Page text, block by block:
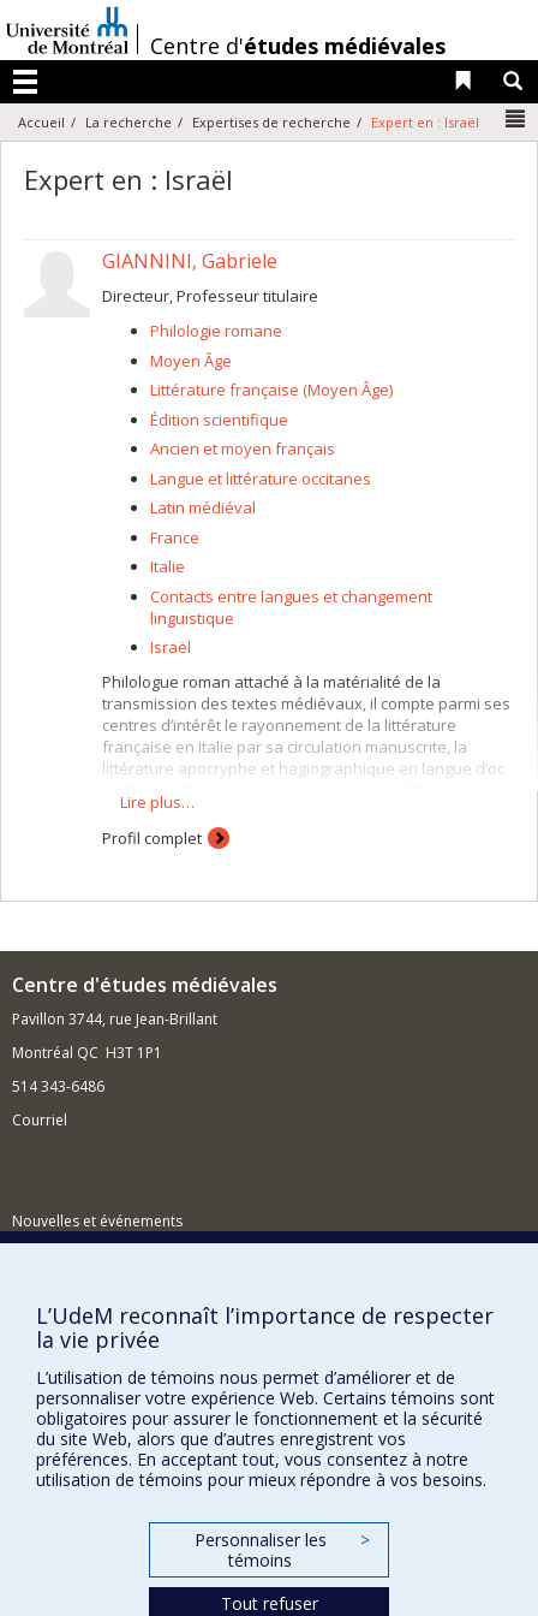
au
contenu
/
Centre d'études médiévales
Menu
Liens
Accueil La recherche Expertises de recherche Expert en : Israël
Expert en : Israël
GIANNINI, Gabriele
Directeur, Professeur titulaire
Philologie romane
Moyen Âge
Littérature française (Moyen Âge)
Édition scientifique
Ancien et moyen français
Langue et littérature occitanes
Latin médiéval
France
Italie
Contacts entre langues et changement
linguistique
Israël
Philologue roman attaché à la matérialité de la
transmission des textes médiévaux, il compte parmi ses
centres d’intérêt le rayonnement de la littérature
française en Italie par sa circulation manuscrite, la
littérature apocryphe et hagiographique en langue d’oc
ou y ayant cours.
Lire plus…
Profil complet
Centre d'études médiévales
Pavillon 3744, rue Jean-Brillant
Montréal QC H3T 1P1
514 343-6486
Courriel
Nouvelles et événements
BESOIN D'AIDE?
Plan du site
Signaler une erreur
Accessibilité
FACULTÉ DES ARTS ET DES SCIENCES
Nos centres d'études
L’UdeM reconnaît l’importance de respecter
la vie privée
L’utilisation de témoins nous permet d’améliorer et de
personnaliser votre expérience Web. Certains témoins sont
obligatoires pour assurer le fonctionnement et la sécurité
du site Web, alors que d’autres enregistrent vos
préférences. En acceptant tout, vous consentez à notre
utilisation de témoins pour mieux répondre à vos besoins.
Personnaliser les
témoins
>
Tout refuser